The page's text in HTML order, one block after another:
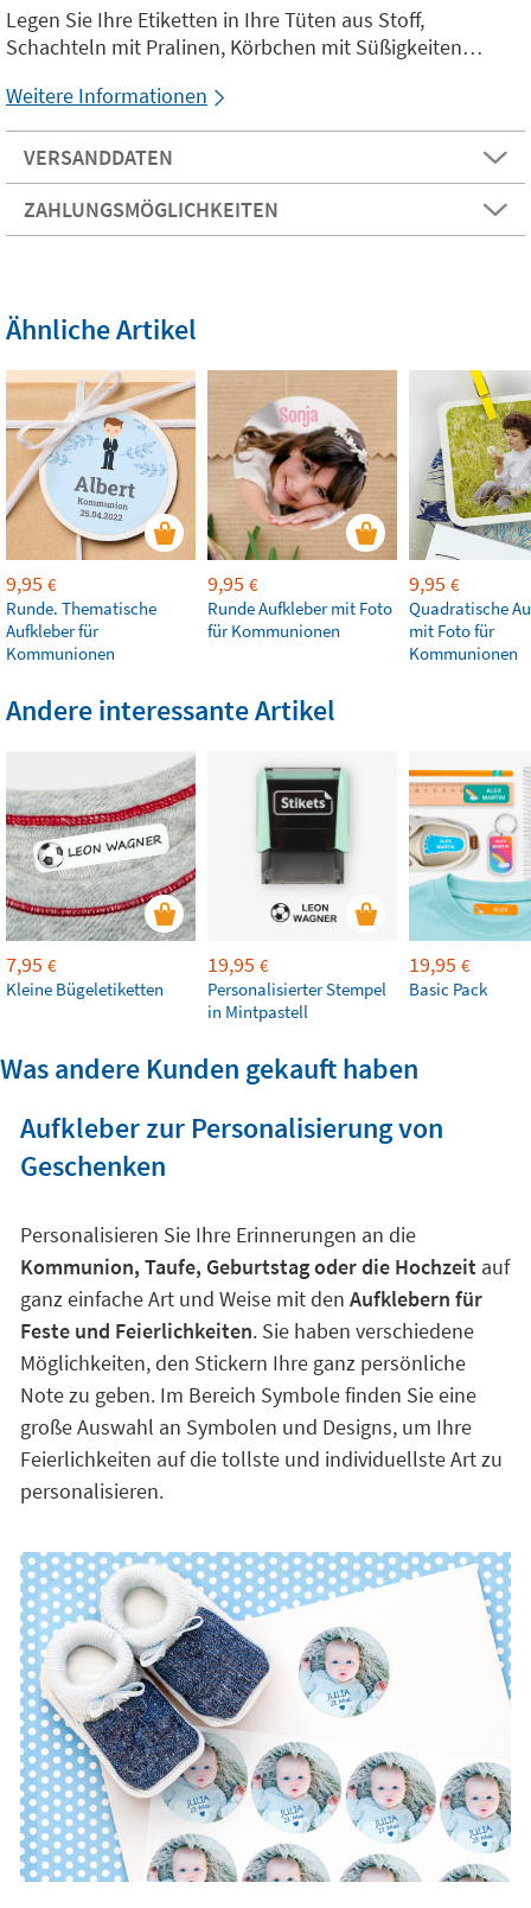
Legen Sie Ihre Etiketten in Ihre Tüten aus Stoff,
Schachteln mit Pralinen, Körbchen mit Süßigkeiten…
Weitere Informationen
VERSANDDATEN
ZAHLUNGSMÖGLICHKEITEN
Ähnliche Artikel
9,95 €
Runde. Thematische
Aufkleber für
Kommunionen
9,95 €
Runde Aufkleber mit Foto
für Kommunionen
9,95 €
Quadratische
mit Foto für
Kommunionen
Andere interessante Artikel
7,95 €
Kleine Bügeletiketten
19,95 €
Personalisierter Stempel
in Mintpastell
19,95 €
Basic Pack
Was andere Kunden gekauft haben
Aufkleber zur Personalisierung von
Geschenken
Personalisieren Sie Ihre Erinnerungen an die
Kommunion, Taufe, Geburtstag oder die Hochzeitauf
ganz einfache Art und Weise mit den Aufklebern für
Feste und Feierlichkeiten. Sie haben verschiedene
Möglichkeiten, den Stickern Ihre ganz persönliche
Note zu geben. Im Bereich Symbole finden Sie eine
große Auswahl an Symbolen und Designs, um Ihre
Feierlichkeiten auf die tollste und individuellste Art zu
personalisieren.